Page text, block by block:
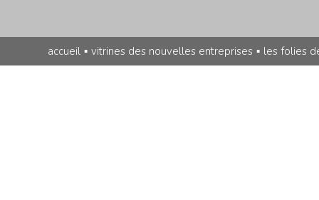
accueil ▪ vitrines des nouvelles entreprises ▪ les folies